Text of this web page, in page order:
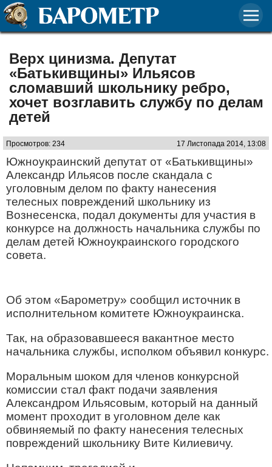
Верх цинизма. Депутат
«Батькивщины» Ильясов
сломавший школьнику ребро,
хочет возглавить службу по делам
детей
Просмотров: 234 17 Листопада 2014, 13:08
Южноукраинский депутат от «Батькивщины»
Александр Ильясов после скандала с
уголовным делом по факту нанесения
телесных повреждений школьнику из
Вознесенска, подал документы для участия в
конкурсе на должность начальника службы по
делам детей Южноукраинского городского
совета.
Об этом «Барометру» сообщил источник в
исполнительном комитете Южноукраинска.
Так, на образовавшееся вакантное место
начальника службы, исполком объявил конкурс.
Моральным шоком для членов конкурсной
комиссии стал факт подачи заявления
Александром Ильясовым, который на данный
момент проходит в уголовном деле как
обвиняемый по факту нанесения телесных
повреждений школьнику Вите Килиевичу.